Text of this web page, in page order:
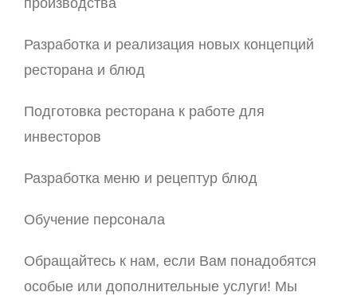
производства
Разработка и реализация новых концепций
ресторана и блюд
Подготовка ресторана к работе для
инвесторов
Разработка меню и рецептур блюд
Обучение персонала
Обращайтесь к нам, если Вам понадобятся
особые или дополнительные услуги! Мы